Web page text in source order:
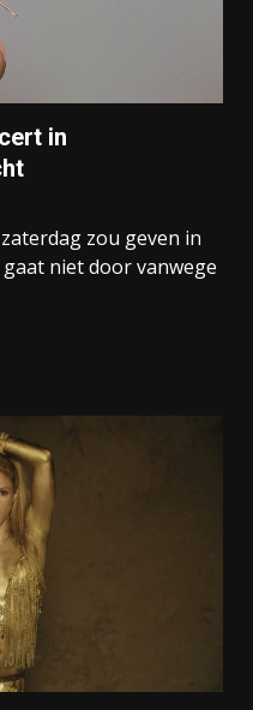
in
zou geven in
niet door vanwege